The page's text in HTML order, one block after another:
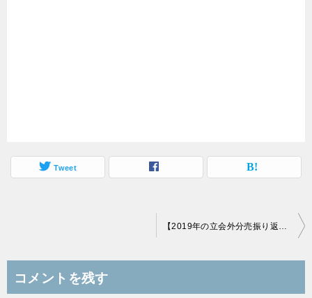
Tweet
ビ
コメントを残す